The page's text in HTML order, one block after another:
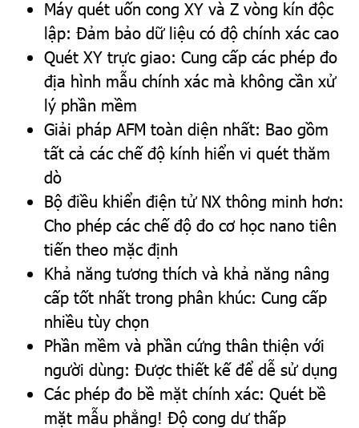
Máy quét uốn cong XY và Z vòng kín độc
lập: Đảm bảo dữ liệu có độ chính xác cao
Quét XY trực giao: Cung cấp các phép đo
địa hình mẫu chính xác mà không cần xử
lý phần mềm
Giải pháp AFM toàn diện nhất: Bao gồm
tất cả các chế độ kính hiển vi quét thăm
dò
Bộ điều khiển điện tử NX thông minh hơn:
Cho phép các chế độ đo cơ học nano tiên
tiến theo mặc định
Khả năng tương thích và khả năng nâng
cấp tốt nhất trong phân khúc: Cung cấp
nhiều tùy chọn
Phần mềm và phần cứng thân thiện với
người dùng: Được thiết kế để dễ sử dụng
Các phép đo bề mặt chính xác: Quét bề
mặt mẫu phẳng! Độ cong dư thấp